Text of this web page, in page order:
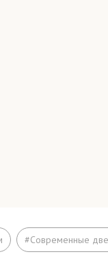
Москве и в
более
#Современные